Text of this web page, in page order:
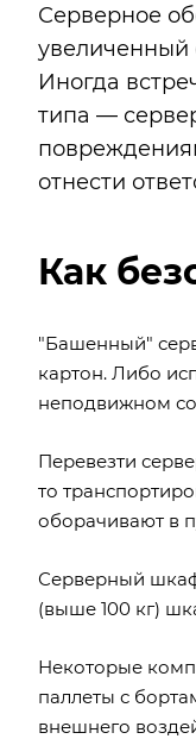
Серверное
увеличенный
Иногда
типа —
отнести
Как
"Башенный"
картон. Либо
неподвижном
Перевезти
то
оборачивают в
Серверный шкаф
(выше 100 кг)
Некоторые
паллеты с
внешнего